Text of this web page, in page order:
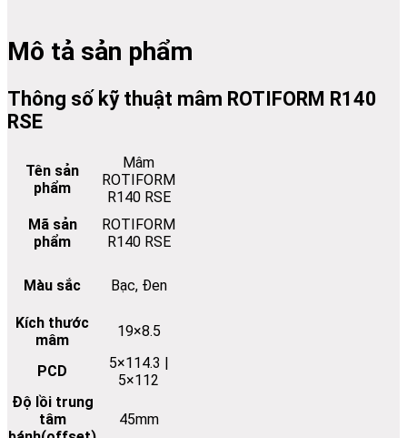
Mô tả sản phẩm
Thông số kỹ thuật mâm ROTIFORM R140
RSE
Tên sản
phẩm
Mâm
ROTIFORM
R140 RSE
Mã sản
phẩm
ROTIFORM
R140 RSE
Màu sắc Bạc, Đen
Kích thước
mâm
19×8.5
PCD
5×114.3 |
5×112
Độ lồi trung
tâm
45mm